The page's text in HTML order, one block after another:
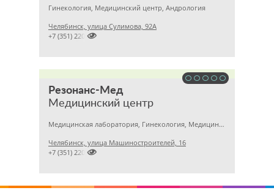
Гинекология, Медицинский центр, Андрология
Челябинск, улица Сулимова, 92А

+7 (351) 2201843
Резонанс-Мед
Медицинский центр
Медицинская лаборатория, Гинекология, Медицинский центр
Челябинск, улица Машиностроителей, 16

+7 (351) 2201031